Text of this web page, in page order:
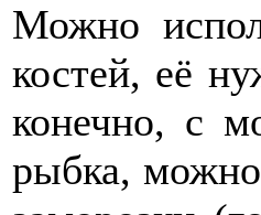
Можно
костей, её
конечно, с
рыбка,